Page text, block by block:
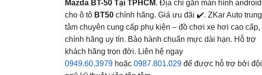
Mazda BT-50 Tại TPHCM. Địa chỉ gắn màn hình android
cho ô tô BT50 chính hãng. Giá ưu đãi ✔️. ZKar Auto trung
tâm chuyên cung cấp phụ kiện – đồ chơi xe hơi cao cấp,
chính hãng uy tín. Bảo hành chuẩn mực dài hạn. Hỗ trợ
khách hãng trọn đời. Liên hệ ngay
0949.60.3979 hoặc 0987.801.029 để được hỗ trợ bởi đội